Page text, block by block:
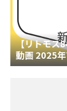
【リトモス
動画 2025